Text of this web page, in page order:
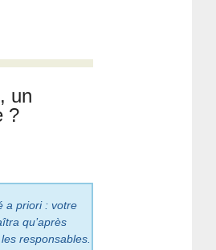
un
?
a priori : votre
qu’après
responsables.